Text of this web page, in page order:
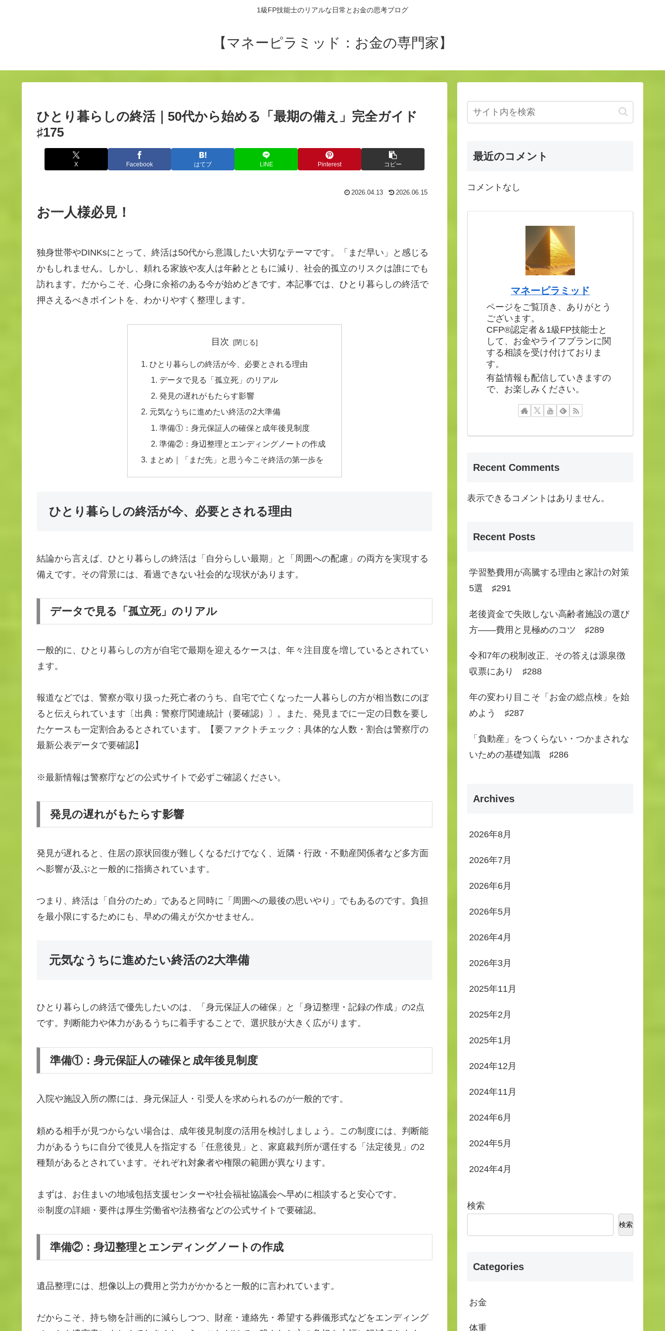
1級FP技能士のリアルな日常とお金の思考ブログ
【マネーピラミッド：お金の専門家】
ひとり暮らしの終活｜50代から始める「最期の備え」完全ガイド
♯175
X Facebook はてブ LINE Pinterest コピー
2026.04.13 2026.06.15
お一人様必見！
独身世帯やDINKsにとって、終活は50代から意識したい大切なテーマです。「まだ早い」と感じる
かもしれません。しかし、頼れる家族や友人は年齢とともに減り、社会的孤立のリスクは誰にでも
訪れます。だからこそ、心身に余裕のある今が始めどきです。本記事では、ひとり暮らしの終活で
押さえるべきポイントを、わかりやすく整理します。
目次
ひとり暮らしの終活が今、必要とされる理由
データで見る「孤立死」のリアル
発見の遅れがもたらす影響
元気なうちに進めたい終活の2大準備
準備①：身元保証人の確保と成年後見制度
準備②：身辺整理とエンディングノートの作成
まとめ｜「まだ先」と思う今こそ終活の第一歩を
ひとり暮らしの終活が今、必要とされる理由
結論から言えば、ひとり暮らしの終活は「自分らしい最期」と「周囲への配慮」の両方を実現する
備えです。その背景には、看過できない社会的な現状があります。
データで見る「孤立死」のリアル
一般的に、ひとり暮らしの方が自宅で最期を迎えるケースは、年々注目度を増しているとされてい
ます。
報道などでは、警察が取り扱った死亡者のうち、自宅で亡くなった一人暮らしの方が相当数にのぼ
ると伝えられています〔出典：警察庁関連統計（要確認）〕。また、発見までに一定の日数を要し
たケースも一定割合あるとされています。【要ファクトチェック：具体的な人数・割合は警察庁の
最新公表データで要確認】
※最新情報は警察庁などの公式サイトで必ずご確認ください。
発見の遅れがもたらす影響
発見が遅れると、住居の原状回復が難しくなるだけでなく、近隣・行政・不動産関係者など多方面
へ影響が及ぶと一般的に指摘されています。
つまり、終活は「自分のため」であると同時に「周囲への最後の思いやり」でもあるのです。負担
を最小限にするためにも、早めの備えが欠かせません。
元気なうちに進めたい終活の2大準備
ひとり暮らしの終活で優先したいのは、「身元保証人の確保」と「身辺整理・記録の作成」の2点
です。判断能力や体力があるうちに着手することで、選択肢が大きく広がります。
準備①：身元保証人の確保と成年後見制度
入院や施設入所の際には、身元保証人・引受人を求められるのが一般的です。
頼める相手が見つからない場合は、成年後見制度の活用を検討しましょう。この制度には、判断能
力があるうちに自分で後見人を指定する「任意後見」と、家庭裁判所が選任する「法定後見」の2
種類があるとされています。それぞれ対象者や権限の範囲が異なります。
まずは、お住まいの地域包括支援センターや社会福祉協議会へ早めに相談すると安心です。
※制度の詳細・要件は厚生労働省や法務省などの公式サイトで要確認。
準備②：身辺整理とエンディングノートの作成
遺品整理には、想像以上の費用と労力がかかると一般的に言われています。
だからこそ、持ち物を計画的に減らしつつ、財産・連絡先・希望する葬儀形式などをエンディング
最近のコメント
コメントなし
マネーピラミッド
ページをご覧頂き、ありがとう
ございます。
CFP®認定者＆1級FP技能士と
して、お金やライフプランに関
する相談を受け付けておりま
す。
有益情報も配信していきますの
で、お楽しみください。
Recent Comments
表示できるコメントはありません。
Recent Posts
学習塾費用が高騰する理由と家計の対策
5選 ♯291
老後資金で失敗しない高齢者施設の選び
方――費用と見極めのコツ ♯289
令和7年の税制改正、その答えは源泉徴
収票にあり ♯288
年の変わり目こそ「お金の総点検」を始
めよう ♯287
「負動産」をつくらない・つかまされな
いための基礎知識 ♯286
Archives
2026年8月
2026年7月
2026年6月
2026年5月
2026年4月
2026年3月
2025年11月
2025年2月
2025年1月
2024年12月
2024年11月
2024年6月
2024年5月
2024年4月
検索
検索
Categories
お金
体重